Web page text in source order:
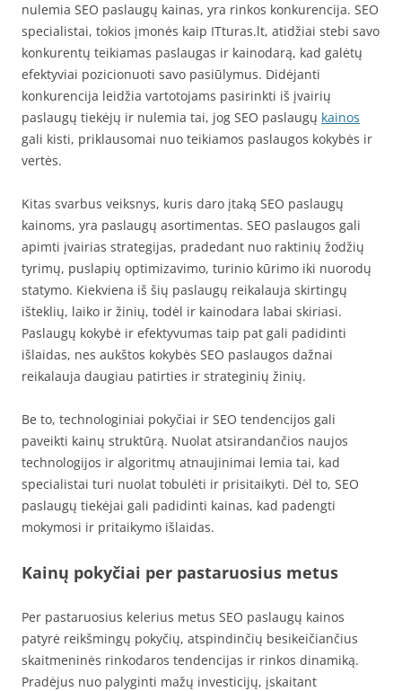
nulemia SEO paslaugų kainas, yra rinkos konkurencija. SEO
specialistai, tokios įmonės kaip ITturas.lt, atidžiai stebi savo
konkurentų teikiamas paslaugas ir kainodarą, kad galėtų
efektyviai pozicionuoti savo pasiūlymus. Didėjanti
konkurencija leidžia vartotojams pasirinkti iš įvairių
paslaugų tiekėjų ir nulemia tai, jog SEO paslaugų kainos
gali kisti, priklausomai nuo teikiamos paslaugos kokybės ir
vertės.
Kitas svarbus veiksnys, kuris daro įtaką SEO paslaugų
kainoms, yra paslaugų asortimentas. SEO paslaugos gali
apimti įvairias strategijas, pradedant nuo raktinių žodžių
tyrimų, puslapių optimizavimo, turinio kūrimo iki nuorodų
statymo. Kiekviena iš šių paslaugų reikalauja skirtingų
išteklių, laiko ir žinių, todėl ir kainodara labai skiriasi.
Paslaugų kokybė ir efektyvumas taip pat gali padidinti
išlaidas, nes aukštos kokybės SEO paslaugos dažnai
reikalauja daugiau patirties ir strateginių žinių.
Be to, technologiniai pokyčiai ir SEO tendencijos gali
paveikti kainų struktūrą. Nuolat atsirandančios naujos
technologijos ir algoritmų atnaujinimai lemia tai, kad
specialistai turi nuolat tobulėti ir prisitaikyti. Dėl to, SEO
paslaugų tiekėjai gali padidinti kainas, kad padengti
mokymosi ir pritaikymo išlaidas.
Kainų pokyčiai per pastaruosius metus
Per pastaruosius kelerius metus SEO paslaugų kainos
patyrė reikšmingų pokyčių, atspindinčių besikeičiančius
skaitmeninės rinkodaros tendencijas ir rinkos dinamiką.
Pradėjus nuo palyginti mažų investicijų, įskaitant